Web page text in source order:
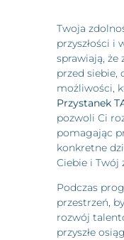
Twoja
przyszłości i
sprawiają, że
przed siebie,
możliwości,
Przystanek
pozwoli Ci
pomagając
konkretne
Ciebie i Twój
Podczas
przestrzeń,
rozwój
przyszłe